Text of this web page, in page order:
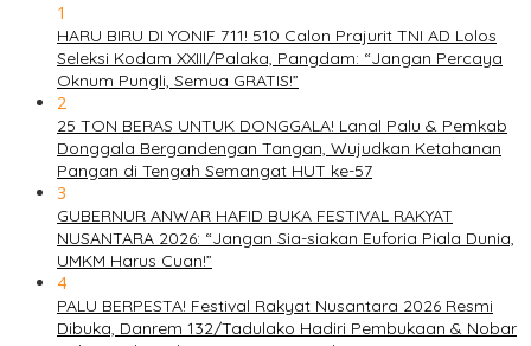
1
HARU BIRU DI YONIF 711! 510 Calon Prajurit TNI AD Lolos
Seleksi Kodam XXIII/Palaka, Pangdam: “Jangan Percaya
Oknum Pungli, Semua GRATIS!”
2
25 TON BERAS UNTUK DONGGALA! Lanal Palu & Pemkab
Donggala Bergandengan Tangan, Wujudkan Ketahanan
Pangan di Tengah Semangat HUT ke-57
3
GUBERNUR ANWAR HAFID BUKA FESTIVAL RAKYAT
NUSANTARA 2026: “Jangan Sia-siakan Euforia Piala Dunia,
UMKM Harus Cuan!”
4
PALU BERPESTA! Festival Rakyat Nusantara 2026 Resmi
Dibuka, Danrem 132/Tadulako Hadiri Pembukaan & Nobar